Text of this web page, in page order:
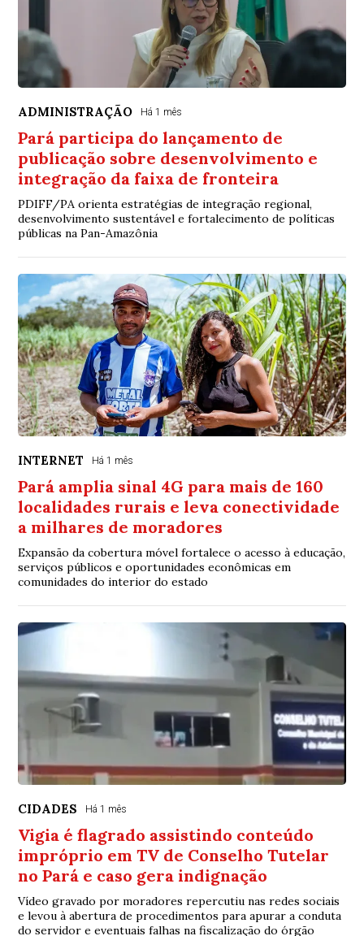
ADMINISTRAÇÃO Há 1 mês
Pará participa do lançamento de
publicação sobre desenvolvimento e
integração da faixa de fronteira
PDIFF/PA orienta estratégias de integração regional,
desenvolvimento sustentável e fortalecimento de políticas
públicas na Pan-Amazônia
INTERNET Há 1 mês
Pará amplia sinal 4G para mais de 160
localidades rurais e leva conectividade
a milhares de moradores
Expansão da cobertura móvel fortalece o acesso à educação,
serviços públicos e oportunidades econômicas em
comunidades do interior do estado
CIDADES Há 1 mês
Vigia é flagrado assistindo conteúdo
impróprio em TV de Conselho Tutelar
no Pará e caso gera indignação
Vídeo gravado por moradores repercutiu nas redes sociais
e levou à abertura de procedimentos para apurar a conduta
do servidor e eventuais falhas na fiscalização do órgão